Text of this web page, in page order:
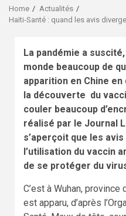
Home
Actualités
Haïti-Santé : quand les avis
La pandémie a
monde beaucoup de
apparition en Chine
la découverte du
couler beaucoup
réalisé par le Journal
s’aperçoit que les
l’utilisation du vaccin
de se protéger du
C’est à Wuhan,
est apparu, d’après